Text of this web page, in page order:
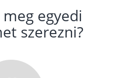
egyedi
szerezni?